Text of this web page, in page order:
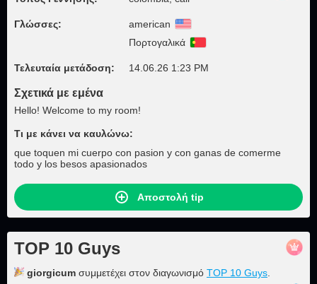
Γλώσσες:
american
Πορτογαλικά
Τελευταία μετάδοση: 14.06.26 1:23 PM
Σχετικά με εμένα
Hello! Welcome to my room!
Τι με κάνει να καυλώνω:
que toquen mi cuerpo con pasion y con ganas de comerme
todo y los besos apasionados
Αποστολή tip
TOP 10 Guys
giorgicum συμμετέχει στον διαγωνισμό TOP 10 Guys